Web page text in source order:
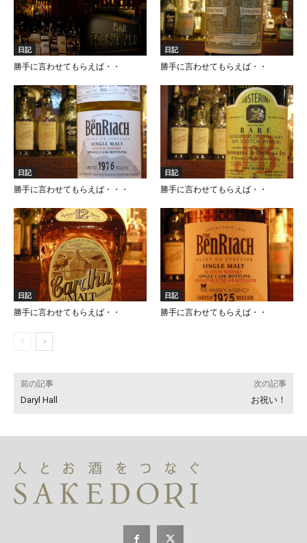
日記
勝手に言わせてもらえば・・
日記
勝手に言わせてもらえば・・
日記
勝手に言わせてもらえば・・・
日記
勝手に言わせてもらえば・・
日記
勝手に言わせてもらえば・・
日記
勝手に言わせてもらえば・・
前の記事
Daryl Hall
次の記事
お祝い！